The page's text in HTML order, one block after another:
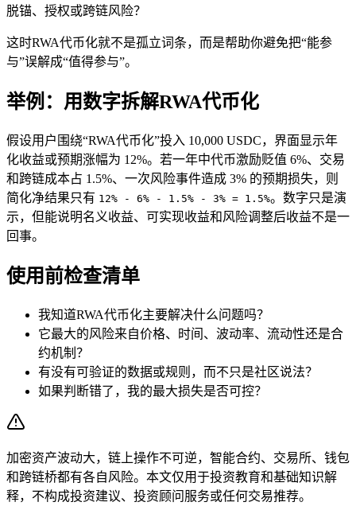
脱锚、授权或跨链风险？
这时RWA代币化就不是孤立词条，而是帮助你避免把“能参
与”误解成“值得参与”。
举例：用数字拆解RWA代币化
假设用户围绕“RWA代币化”投入 10,000 USDC，界面显示年
化收益或预期涨幅为 12%。若一年中代币激励贬值 6%、交易
和跨链成本占 1.5%、一次风险事件造成 3% 的预期损失，则
简化净结果只有 12% - 6% - 1.5% - 3% = 1.5%。数字只是演
示，但能说明名义收益、可实现收益和风险调整后收益不是一
回事。
使用前检查清单
我知道RWA代币化主要解决什么问题吗？
它最大的风险来自价格、时间、波动率、流动性还是合
约机制？
有没有可验证的数据或规则，而不只是社区说法？
如果判断错了，我的最大损失是否可控？
加密资产波动大，链上操作不可逆，智能合约、交易所、钱包
和跨链桥都有各自风险。本文仅用于投资教育和基础知识解
释，不构成投资建议、投资顾问服务或任何交易推荐。